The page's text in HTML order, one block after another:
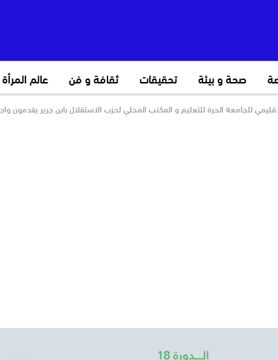
صحة و بيئة تحقيقات ثقافة و فن عالم المرأة
للجامعة الحرة للتعليم و المكتب المحلي لحزب الاستقلال بابن جرير يقدمون